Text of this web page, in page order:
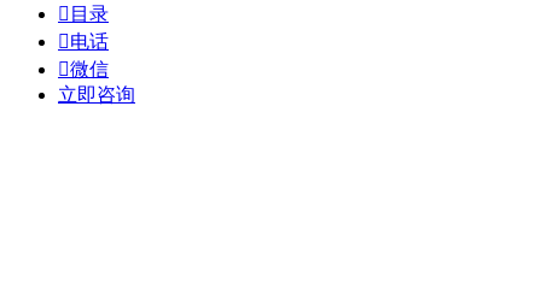
 目录
电话
微信
立即咨询